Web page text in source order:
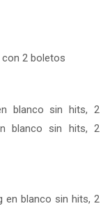
2 boletos
blanco sin hits, 2
blanco sin hits, 2
en blanco sin hits, 2